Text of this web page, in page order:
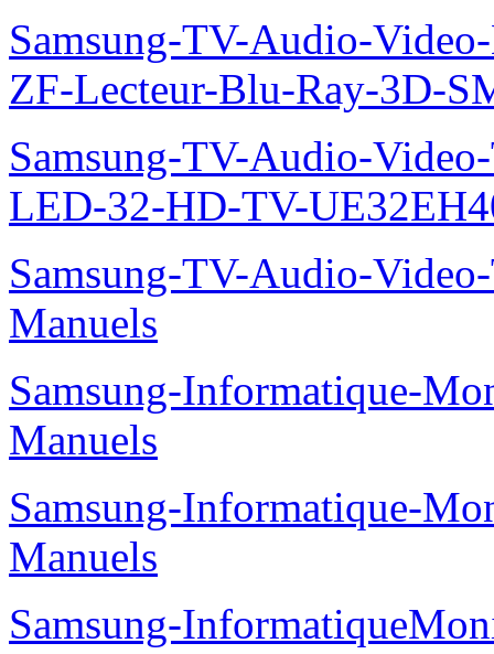
Samsung-TV-Audio-
ZF-Lecteur-Blu-Ray-3D-
Samsung-TV-Audio-
LED-32-HD-TV-
Samsung-TV-Audio-
Manuels
Samsung-Informatique-
Manuels
Samsung-Informatique-
Manuels
Samsung-